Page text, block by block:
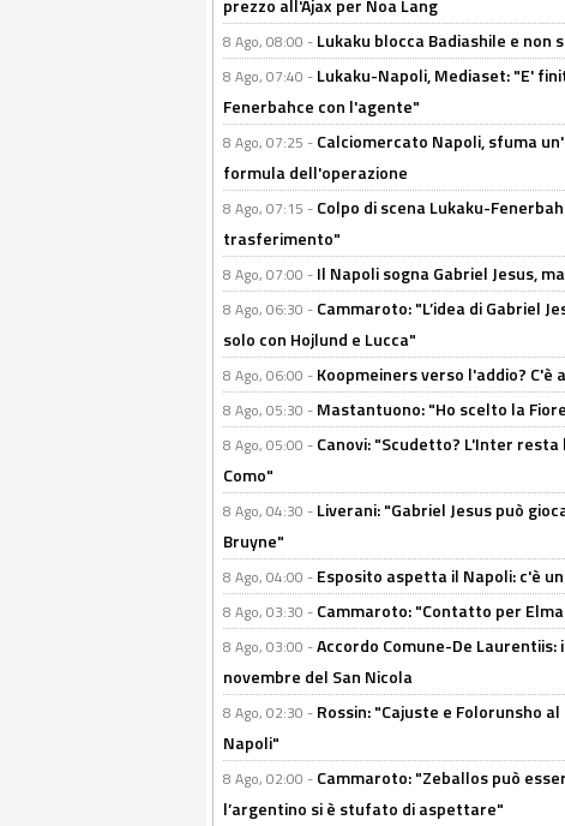
prezzo all'Ajax per Noa Lang
8 Ago, 08:00 - Lukaku blocca Badiashile e non
8 Ago, 07:40 - Lukaku-Napoli, Mediaset: "E'
Fenerbahce con l'agente"
8 Ago, 07:25 - Calciomercato Napoli, sfuma
formula dell'operazione
8 Ago, 07:15 - Colpo di scena Lukaku-
trasferimento"
8 Ago, 07:00 - Il Napoli sogna Gabriel Jesus,
8 Ago, 06:30 - Cammaroto: "L’idea di Gabriel
solo con Hojlund e Lucca"
8 Ago, 06:00 - Koopmeiners verso l'addio?
8 Ago, 05:30 - Mastantuono: "Ho scelto la
8 Ago, 05:00 - Canovi: "Scudetto? L'Inter
Como"
8 Ago, 04:30 - Liverani: "Gabriel Jesus può
Bruyne"
8 Ago, 04:00 - Esposito aspetta il Napoli: c'è
8 Ago, 03:30 - Cammaroto: "Contatto per
8 Ago, 03:00 -Accordo Comune-De
novembre del San Nicola
8 Ago, 02:30 - Rossin: "Cajuste e Folorunsho
Napoli"
8 Ago, 02:00 - Cammaroto: "Zeballos può
l’argentino si è stufato di aspettare"